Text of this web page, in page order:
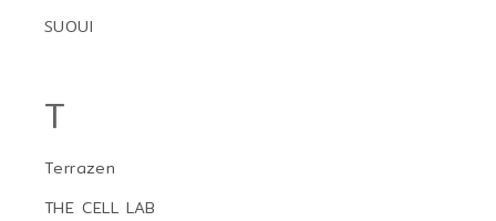
SUOUI
T
Terrazen
THE CELL LAB